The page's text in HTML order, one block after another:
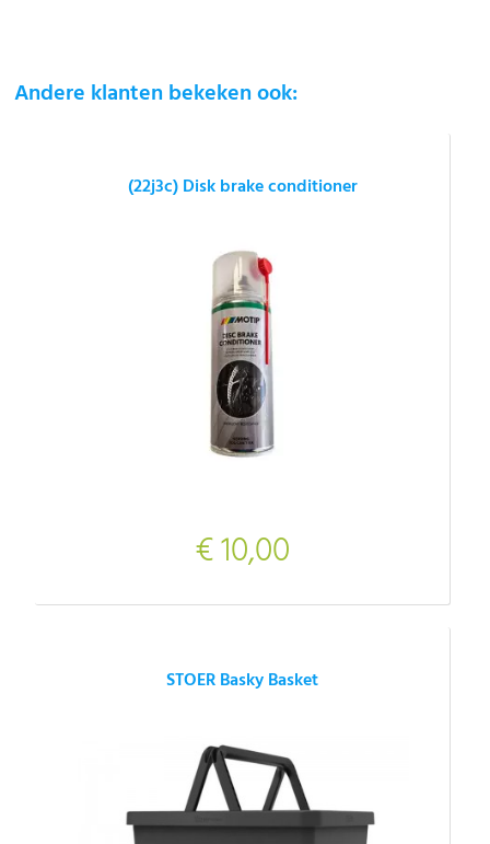
Andere klanten bekeken ook:
(22j3c) Disk brake conditioner
€ 10,00
STOER Basky Basket